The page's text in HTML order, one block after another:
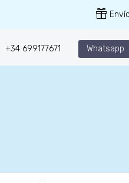
+34 699177671 Whatsapp